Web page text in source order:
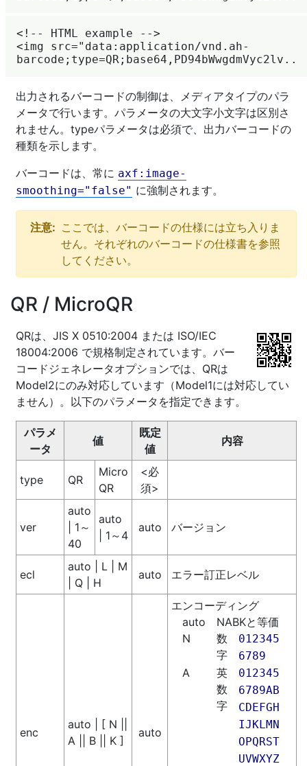
<!-- HTML example -->
<img src="data:application/vnd.ah-
出力されるバーコードの制御は、メディアタイプのパラ
メータで行います。パラメータの大文字小文字は区別さ
れません。typeパラメータは必須で、出力バーコードの
種類を示します。
バーコードは、常に axf:image-
smoothing="false" に強制されます。
注意: ここでは、バーコードの仕様には立ち入りま
せん。それぞれのバーコードの仕様書を参照
してください。
QR / MicroQR
QRは、JIS X 0510:2004 または ISO/IEC
18004:2006 で規格制定されています。バー
コードジェネレータオプションでは、QRは
Model2にのみ対応しています（Model1には対応してい
ません）。以下のパラメータを指定できます。
パラメ
ータ
値
既定
値
内容
type QR
Micro
QR
<必
須>
ver
auto
| 1～
40
auto
| 1～4
auto バージョン
ecl
auto | L | M
| Q | H
auto エラー訂正レベル
enc
auto | [ N ||
A || B || K ]
auto
エンコーディング
auto
NABKと等価
N
数
字
012345
6789
A
英
数
字
012345
6789AB
CDEFGH
IJKLMN
OPQRST
UVWXYZ